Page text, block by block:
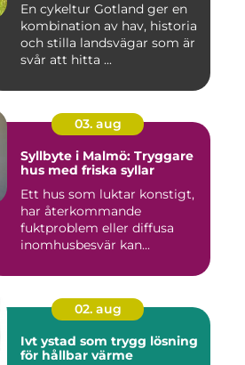
En cykeltur Gotland ger en
kombination av hav, historia
och stilla landsvägar som är
svår att hitta ...
03. aug
Syllbyte i Malmö: Tryggare
hus med friska syllar
Ett hus som luktar konstigt,
har återkommande
fuktproblem eller diffusa
inomhusbesvär kan...
02. aug
Ivt ystad som trygg lösning
för hållbar värme